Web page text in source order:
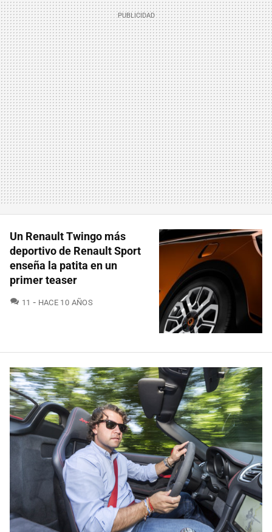
Un Renault Twingo más
deportivo de Renault Sport
enseña la patita en un
primer teaser
11 COMENTARIOS
HACE 10 AÑOS